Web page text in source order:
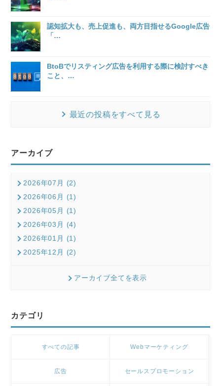
認知拡大も、売上促進も、両方目指せるGoogle広告
「…
BtoBでリスティング広告を利用する際に検討すべき
こと、 …
最近の投稿をすべて見る
アーカイブ
2026年07月 (2)
2026年06月 (1)
2026年05月 (1)
2026年03月 (4)
2026年01月 (1)
2025年12月 (2)
アーカイブ全てを表示
カテゴリ
すべての記事 Webマーケティング
広告 セールスプロモーション